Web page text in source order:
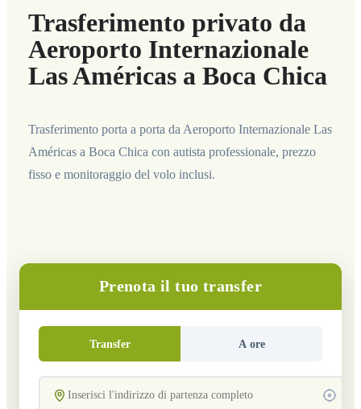
Trasferimento privato da
Aeroporto Internazionale
Las Américas a Boca Chica
Trasferimento porta a porta da Aeroporto Internazionale Las
Américas a Boca Chica con autista professionale, prezzo
fisso e monitoraggio del volo inclusi.
Prenota il tuo transfer
Transfer A ore